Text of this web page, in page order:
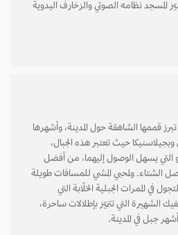
نظامه الصوتي والزخارف اليدوية
قممها الشاهقة حول المدينة، وأشهرها
حيث تعتبر هذه الجبال،
التي يسهل الوصول إليهما، من أفضل
الشتاء. ولمحبي المشي للمسافات طويلة
الممرات الجبلية الخلّابة التي
الشهيرة التي تتميّز بإطلالات ساحرة،
جبل في المدينة.